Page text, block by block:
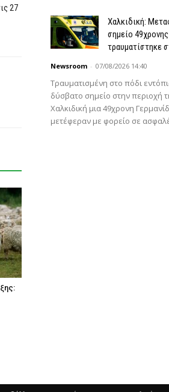
27
Χαλκιδική:
σημείο
τραυματίστηκε
Newsroom - 07/08/2026 14:40
Τραυματισμένη στο πόδι
δύσβατο σημείο στην περιοχή
Χαλκιδική μια 49χρονη
μετέφεραν με φορείο σε